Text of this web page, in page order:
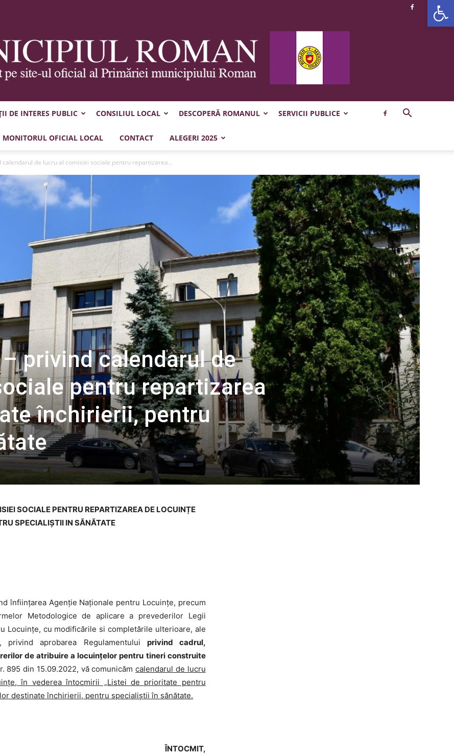
Municipiul
DE INTERES PUBLIC CONSILIUL LOCAL DESCOPERĂ ROMANUL SERVICII PUBLICE
MONITORUL OFICIAL LOCAL CONTACT ALEGERI 2025
calendarul de lucru al comisiei sociale pentru repartizarea...
privind calendarul de
pentru repartizarea
închirierii, pentru
SOCIALE PENTRU REPARTIZAREA DE LOCUINȚE
SPECIALIȘTII IN SĂNĂTATE
înființarea Agenție Naționale pentru Locuințe, precum
Metodologice de aplicare a prevederilor Legii
Locuințe, cu modificările si completările ulterioare, ale
privind aprobarea Regulamentului privind cadrul,
de atribuire a locuințelor pentru tineri construite
895 din 15.09.2022, vă comunicămcalendarul de lucru
în vederea întocmirii „Listei de prioritate pentru
destinate închirierii, pentru specialiștii în sănătate.
ÎNTOCMIT,